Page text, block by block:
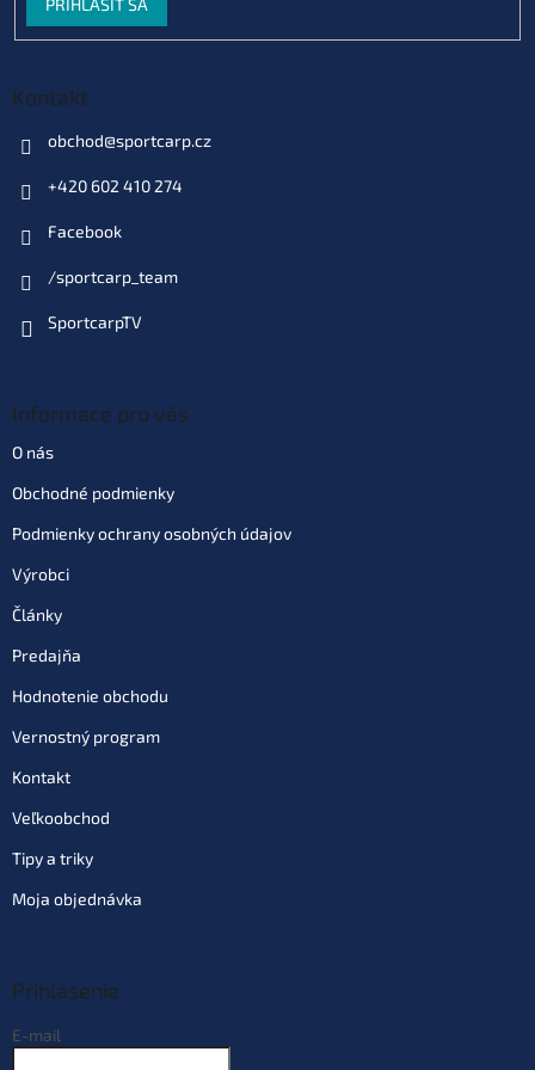
Skladom
EAN:5060062110197
Varianta: vel. 10 (KLSX10)
77022
PRIHLÁSIŤ SA
Kontakt
obchod@sportcarp.cz
+420 602 410 274
Facebook
/sportcarp_team
SportcarpTV
Informace pro vás
O nás
Obchodné podmienky
Podmienky ochrany osobných údajov
Výrobci
Články
Predajňa
Hodnotenie obchodu
Vernostný program
Kontakt
Veľkoobchod
Tipy a triky
Moja objednávka
Prihlásenie
E-mail